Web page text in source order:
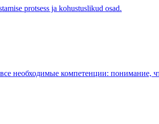
protsess ja kohustuslikud osad.
необходимые компетенции: понимание,